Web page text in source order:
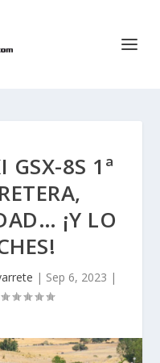
GSX-8S 1ª
¡Y LO
| Sep 6, 2023 |